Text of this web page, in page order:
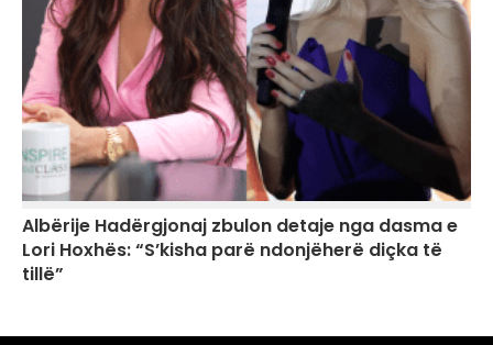
Albërije Hadërgjonaj zbulon detaje nga dasma e
Lori Hoxhës: “S’kisha parë ndonjëherë diçka të
tillë”